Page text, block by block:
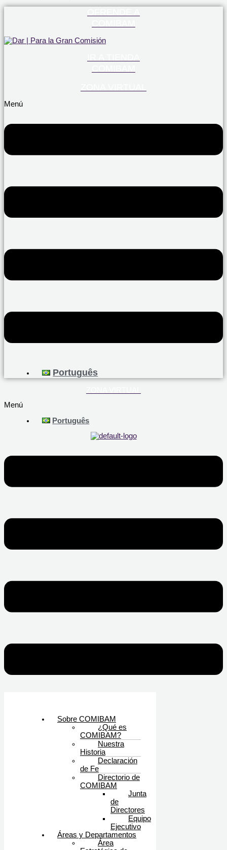
Menú
Português
Menú
Português
Sobre COMIBAM
¿Qué es
COMIBAM?
Nuestra
Historia
Declaración
de Fe
Directorio de
COMIBAM
Junta
de
Directores
Equipo
Ejecutivo
Áreas y Departamentos
Área